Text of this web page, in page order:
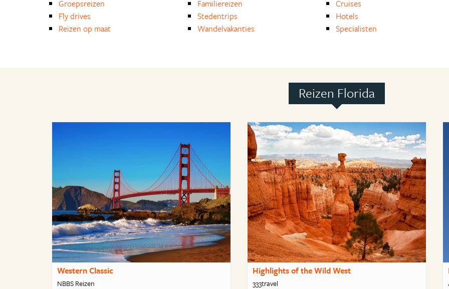
Groepsreizen
Fly drives
Reizen op maat
Familiereizen
Stedentrips
Wandelvakanties
Cruises
Hotels
Specialisten
Reizen Florida
Western Classic
NBBS Reizen
Highlights of the Wild West
333travel